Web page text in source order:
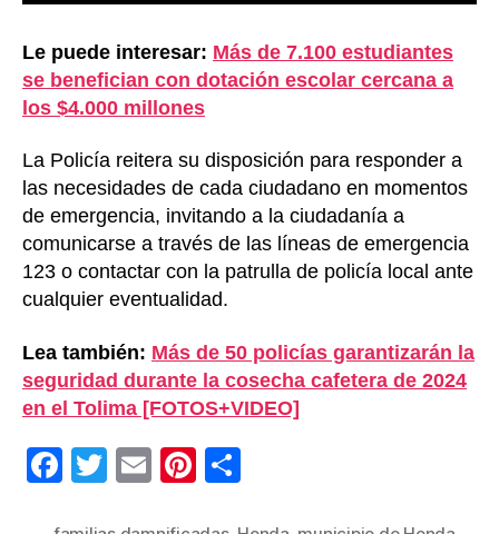
Le puede interesar: Más de 7.100 estudiantes
se benefician con dotación escolar cercana a
los $4.000 millones
La Policía reitera su disposición para responder a
las necesidades de cada ciudadano en momentos
de emergencia, invitando a la ciudadanía a
comunicarse a través de las líneas de emergencia
123 o contactar con la patrulla de policía local ante
cualquier eventualidad.
Lea también: Más de 50 policías garantizarán la
seguridad durante la cosecha cafetera de 2024
en el Tolima [FOTOS+VIDEO]
F
T
E
Pi